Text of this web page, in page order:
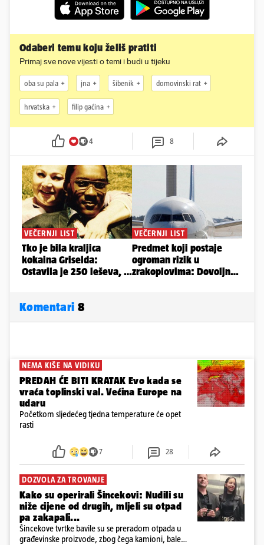
Odaberi temu koju želiš pratiti
Primaj sve nove vijesti o temi i budi u tijeku
oba su pala jna šibenik domovinski rat
hrvatska filip gaćina
4 8
Komentari 8
NEMA KIŠE NA VIDIKU
PREDAH ĆE BITI KRATAK Evo kada se
vraća toplinski val. Većina Europe na
udaru
Početkom sljedećeg tjedna temperature će opet
rasti
7 28
DOZVOLA ZA TROVANJE
Kako su operirali Šincekovi: Nudili su
niže cijene od drugih, mljeli su otpad
pa zakapali...
Šincekove tvrtke bavile su se preradom otpada u
građevinske proizvode, zbog čega kamioni, bale